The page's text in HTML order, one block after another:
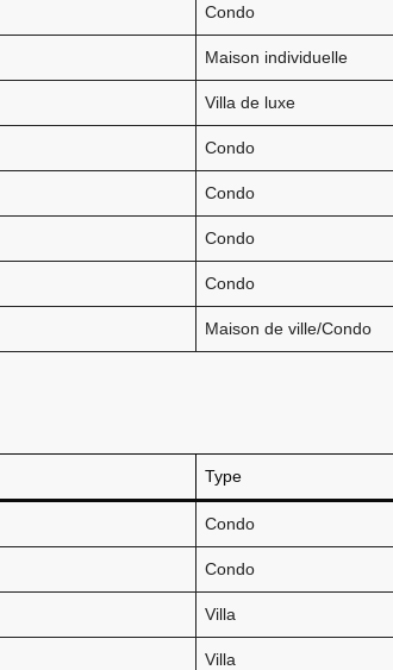
Condo
Maison individuelle
Villa de luxe
Condo
Condo
Condo
Condo
Maison de ville/Condo
Type
Condo
Condo
Villa
Villa